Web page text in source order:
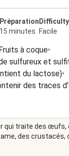
Préparation
15 minutes
Difficulty
Facile
à coque•
sulfureux et
du lactose)•
des traces
qui traite des œufs,
des crustacés,